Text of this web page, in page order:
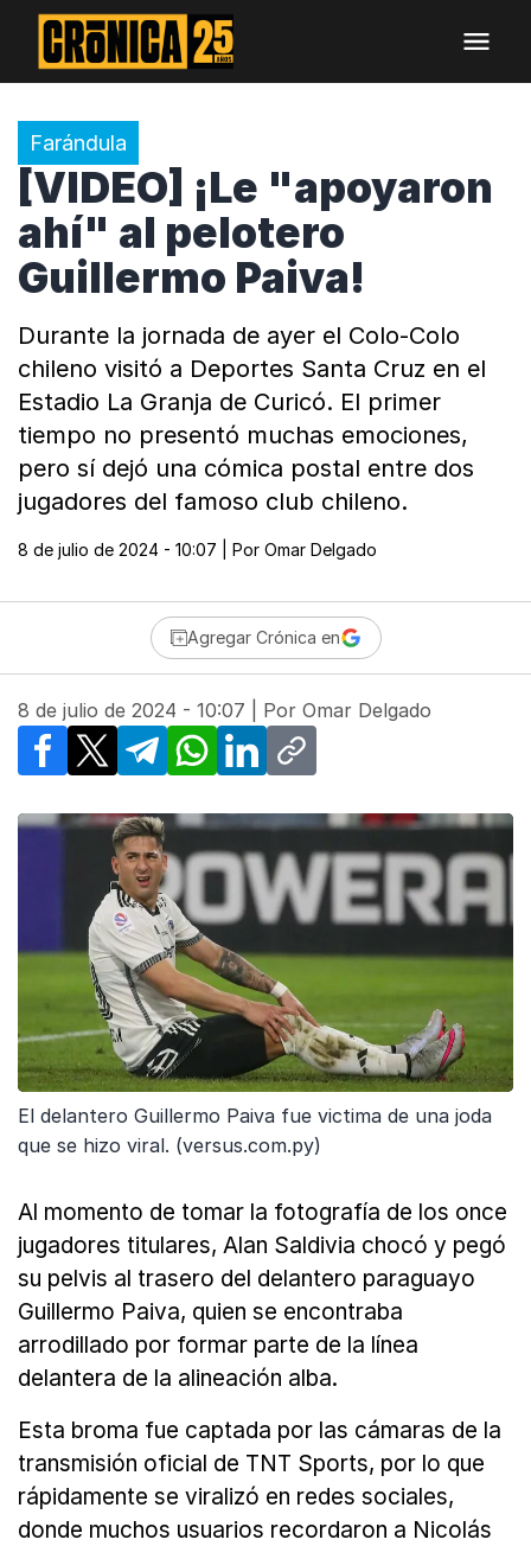
Farándula
[VIDEO] ¡Le "apoyaron
ahí" al pelotero
Guillermo Paiva!
Durante la jornada de ayer el Colo-Colo
chileno visitó a Deportes Santa Cruz en el
Estadio La Granja de Curicó. El primer
tiempo no presentó muchas emociones,
pero sí dejó una cómica postal entre dos
jugadores del famoso club chileno.
8 de julio de 2024 - 10:07 | Por Omar Delgado
Agregar Crónica en
8 de julio de 2024 - 10:07 | Por Omar Delgado
Facebook
X TelegramWhatsApp
LinkedInCopy link
El delantero Guillermo Paiva fue victima de una joda
que se hizo viral. (versus.com.py)
Al momento de tomar la fotografía de los once
jugadores titulares, Alan Saldivia chocó y pegó
su pelvis al trasero del delantero paraguayo
Guillermo Paiva, quien se encontraba
arrodillado por formar parte de la línea
delantera de la alineación alba.
Esta broma fue captada por las cámaras de la
transmisión oficial de TNT Sports, por lo que
rápidamente se viralizó en redes sociales,
donde muchos usuarios recordaron a Nicolás